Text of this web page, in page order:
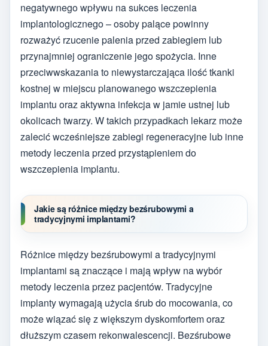
negatywnego wpływu na sukces leczenia
implantologicznego – osoby palące powinny
rozważyć rzucenie palenia przed zabiegiem lub
przynajmniej ograniczenie jego spożycia. Inne
przeciwwskazania to niewystarczająca ilość tkanki
kostnej w miejscu planowanego wszczepienia
implantu oraz aktywna infekcja w jamie ustnej lub
okolicach twarzy. W takich przypadkach lekarz może
zalecić wcześniejsze zabiegi regeneracyjne lub inne
metody leczenia przed przystąpieniem do
wszczepienia implantu.
Jakie są różnice między bezśrubowymi a
tradycyjnymi implantami?
Różnice między bezśrubowymi a tradycyjnymi
implantami są znaczące i mają wpływ na wybór
metody leczenia przez pacjentów. Tradycyjne
implanty wymagają użycia śrub do mocowania, co
może wiązać się z większym dyskomfortem oraz
dłuższym czasem rekonwalescencji. Bezśrubowe